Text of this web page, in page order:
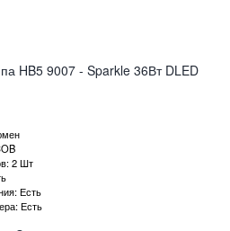
HB5 9007 - Sparkle 36Вт DLED
2 Шт
Есть
Есть